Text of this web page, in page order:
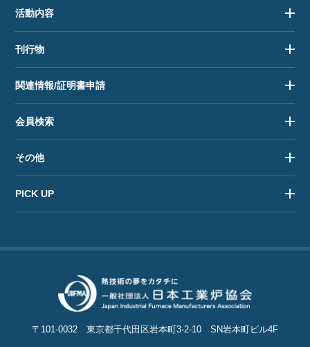
活動内容
刊行物
関連情報/証明書申請
会員検索
その他
PICK UP
〒101-0032 東京都千代田区岩本町3-2-10 SN岩本町ビル4F